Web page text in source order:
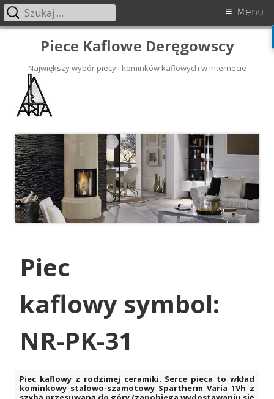
Piece Kaflowe Deręgowscy
Największy wybór piecy i kominków kaflowych w internecie
Menu
Szukaj:
Piec
kaflowy symbol:
NR-PK-31
Piec kaflowy z rodzimej ceramiki. Serce pieca to wkład
kominkowy stalowo-szamotowy Spartherm Varia 1Vh z